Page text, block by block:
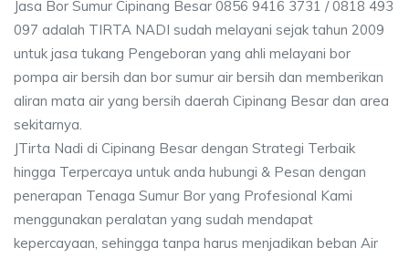
Jasa Bor Sumur Cipinang Besar 0856 9416 3731 / 0818 493
097 adalah TIRTA NADI sudah melayani sejak tahun 2009
untuk jasa tukang Pengeboran yang ahli melayani bor
pompa air bersih dan bor sumur air bersih dan memberikan
aliran mata air yang bersih daerah Cipinang Besar dan area
sekitarnya.
JTirta Nadi di Cipinang Besar dengan Strategi Terbaik
hingga Terpercaya untuk anda hubungi & Pesan dengan
penerapan Tenaga Sumur Bor yang Profesional Kami
menggunakan peralatan yang sudah mendapat
kepercayaan, sehingga tanpa harus menjadikan beban Air